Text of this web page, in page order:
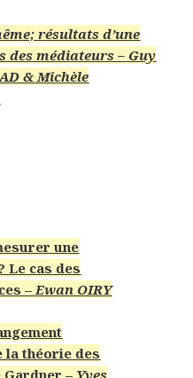
résultats d’une
des médiateurs – Guy
& Michèle
une
Le cas des
– Ewan OIRY
la théorie des
– Yves